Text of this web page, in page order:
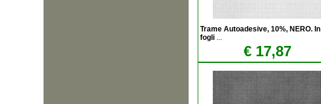
Trame Autoadesive, 10%, NERO. In
fogli ...
€ 17,87